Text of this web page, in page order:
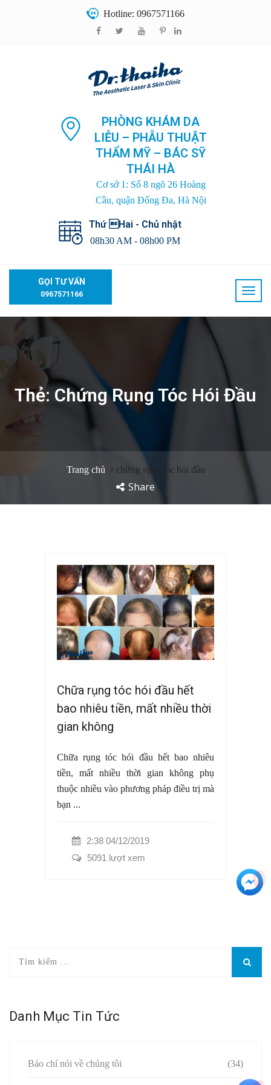
Hotline: 0967571166
PHÒNG KHÁM DA
LIỄU – PHẪU THUẬT
THẨM MỸ – BÁC SỸ
THÁI HÀ
Cơ sở 1: Số 8 ngõ 26 Hoàng
Cầu, quận Đống Đa, Hà Nội
Thứ Hai - Chủ nhật
08h30 AM - 08h00 PM
GỌI TƯ VẤN
0967571166
Thẻ: Chứng Rụng Tóc Hói Đầu
Trang chủ chứng rụng tóc hói đầu
Share
Chữa rụng tóc hói đầu hết
bao nhiêu tiền, mất nhiều thời
gian không
Chữa rụng tóc hói đầu hết bao nhiêu
tiền, mất nhiều thời gian không phụ
thuộc nhiều vào phương pháp điều trị mà
bạn ...
2:38 04/12/2019
5091 lượt xem
Danh Mục Tin Tức
Báo chí nói về chúng tôi (34)
+3